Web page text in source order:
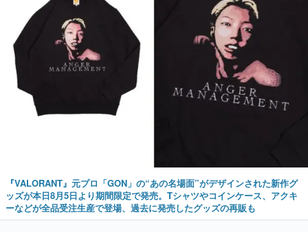
『VALORANT』元プロ「GON」の“あの名場面”がデザインされた新作グ
ッズが本日8月5日より期間限定で発売。Tシャツやコインケース、アクキ
ーなどが全品受注生産で登場、過去に発売したグッズの再販も